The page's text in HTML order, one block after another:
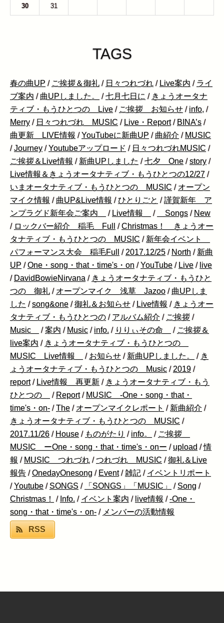
30 31
TAGS
春の曲UP / ご挨拶＆御礼 / 日々つれづれ / Live案内 / ライ
ブ案内 / 曲UPしました。 /七月七日に / きょうオータナ
ティブ・もうひとつの Live / ご挨拶 お知らせ / info, /
Merry / 日々つれづれ MUSIC / Live・Report / BINA’s /
曲更新 LIVE情報 /YouTubeに新曲UP / 曲紹介 / MUSIC
/Journey /Youtubeアップロード / 日々つれづれMUSIC /
ご挨拶＆Live情報 / 新曲UPしました /七夕 One /story /
Live情報＆きょうオータナティブ・もうひとつの12/27 /
いまオータナティブ・もうひとつの MUSIC / オープン
マイク情報 / 曲UP&Live情報 /ひとりごと /謹賀新年 ア
ンプラグド新年会ご案内
/ Live情報 / Songs / New
/ ロックバー紹介 稲毛 Full /Christmas！ きょうオー
タナティブ・もうひとつの MUSIC / 新年会イベント
パフォーマンス大会 稲毛Full
/ 2017.12/25 / North / 新曲
UP /One・song・that・time's・on /YouTube / Live / live
/ DavidBowieNirvana / きょうオータナティブ・もうひと
つの 御礼 / オープンマイク 浅草 Jazoo / 曲UPしま
した /song&one /御礼＆お知らせ / Live情報 / きょうオー
タナティブ・もうひとつの / アルバム紹介 / ご挨拶 /
Music
/案内 / Music / info. / りりぃその命 / ご挨拶＆
live案内 / きょうオータナティブ・もうひとつの
MUSIC Live情報
/ お知らせ / 新曲UPしました。 / き
ょうオータナティブ・もうひとつの Music / 2019 /
report / Live情報 再更新 / きょうオータナティブ・もう
ひとつの
/ Report / MUSIC -One・song・that・
time's・on- /The / オープンマイクレポート / 新曲紹介 /
きょうオータナティブ・もうひとつの MUSIC /
2017.11/26 / House / ものがたり / info。 / ご挨拶
MUSIC ーOne・song・that・time's・onー / upload /情
報 / MUSIC つれづれ /つれづれ MUSIC /御礼＆Live
報告 /OnedayOnesong / Event /雑記 / イベントリポート
/Youtube /SONGS / 「SONGS」「MUSIC」 /Song /
Christmas！
/ Info. / イベント案内 / live情報 /-One・
song・that・time's・on- / メンバーの活動情報
RSS